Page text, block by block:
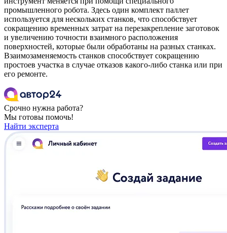
промышленного робота. Здесь один комплект паллет
используется для нескольких станков, что способствует
сокращению временных затрат на перезакрепление заготовок
и увеличению точности взаимного расположения
поверхностей, которые были обработаны на разных станках.
Взаимозаменяемость станков способствует сокращению
простоев участка в случае отказов какого-либо станка или при
его ремонте.
Срочно нужна работа?
Мы готовы помочь!
Найти эксперта